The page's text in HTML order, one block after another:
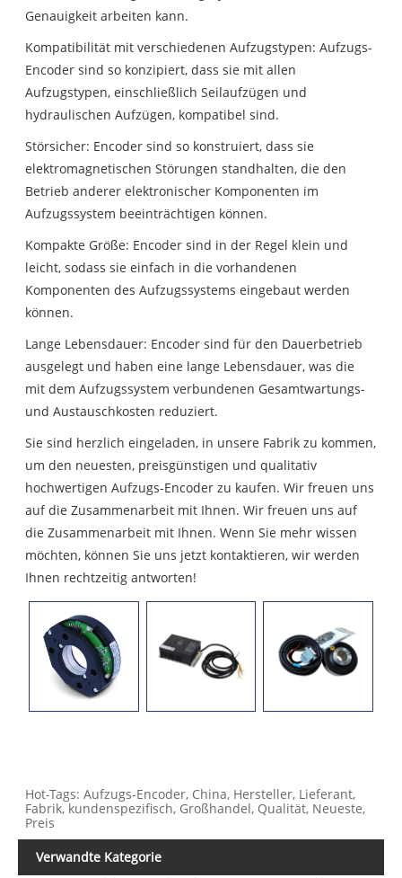
Genauigkeit arbeiten kann.
Kompatibilität mit verschiedenen Aufzugstypen: Aufzugs-
Encoder sind so konzipiert, dass sie mit allen
Aufzugstypen, einschließlich Seilaufzügen und
hydraulischen Aufzügen, kompatibel sind.
Störsicher: Encoder sind so konstruiert, dass sie
elektromagnetischen Störungen standhalten, die den
Betrieb anderer elektronischer Komponenten im
Aufzugssystem beeinträchtigen können.
Kompakte Größe: Encoder sind in der Regel klein und
leicht, sodass sie einfach in die vorhandenen
Komponenten des Aufzugssystems eingebaut werden
können.
Lange Lebensdauer: Encoder sind für den Dauerbetrieb
ausgelegt und haben eine lange Lebensdauer, was die
mit dem Aufzugssystem verbundenen Gesamtwartungs-
und Austauschkosten reduziert.
Sie sind herzlich eingeladen, in unsere Fabrik zu kommen,
um den neuesten, preisgünstigen und qualitativ
hochwertigen Aufzugs-Encoder zu kaufen. Wir freuen uns
auf die Zusammenarbeit mit Ihnen. Wir freuen uns auf
die Zusammenarbeit mit Ihnen. Wenn Sie mehr wissen
möchten, können Sie uns jetzt kontaktieren, wir werden
Ihnen rechtzeitig antworten!
Hot-Tags: Aufzugs-Encoder, China, Hersteller, Lieferant,
Fabrik, kundenspezifisch, Großhandel, Qualität, Neueste,
Preis
Verwandte Kategorie